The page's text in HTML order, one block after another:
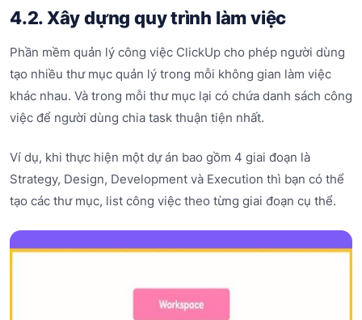
4.2. Xây dựng quy trình làm việc
Phần mềm quản lý công việc ClickUp cho phép người dùng
tạo nhiều thư mục quản lý trong mỗi không gian làm việc
khác nhau. Và trong mỗi thư mục lại có chứa danh sách công
việc để người dùng chia task thuận tiện nhất.
Ví dụ, khi thực hiện một dự án bao gồm 4 giai đoạn là
Strategy, Design, Development và Execution thì bạn có thể
tạo các thư mục, list công việc theo từng giai đoạn cụ thể.